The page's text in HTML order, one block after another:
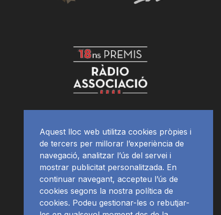
Aquest lloc web utilitza cookies pròpies i
de tercers per millorar l’experiència de
navegació, analitzar l’ús del servei i
mostrar publicitat personalitzada. En
continuar navegant, accepteu l’ús de
cookies segons la nostra política de
cookies. Podeu gestionar-les o rebutjar-